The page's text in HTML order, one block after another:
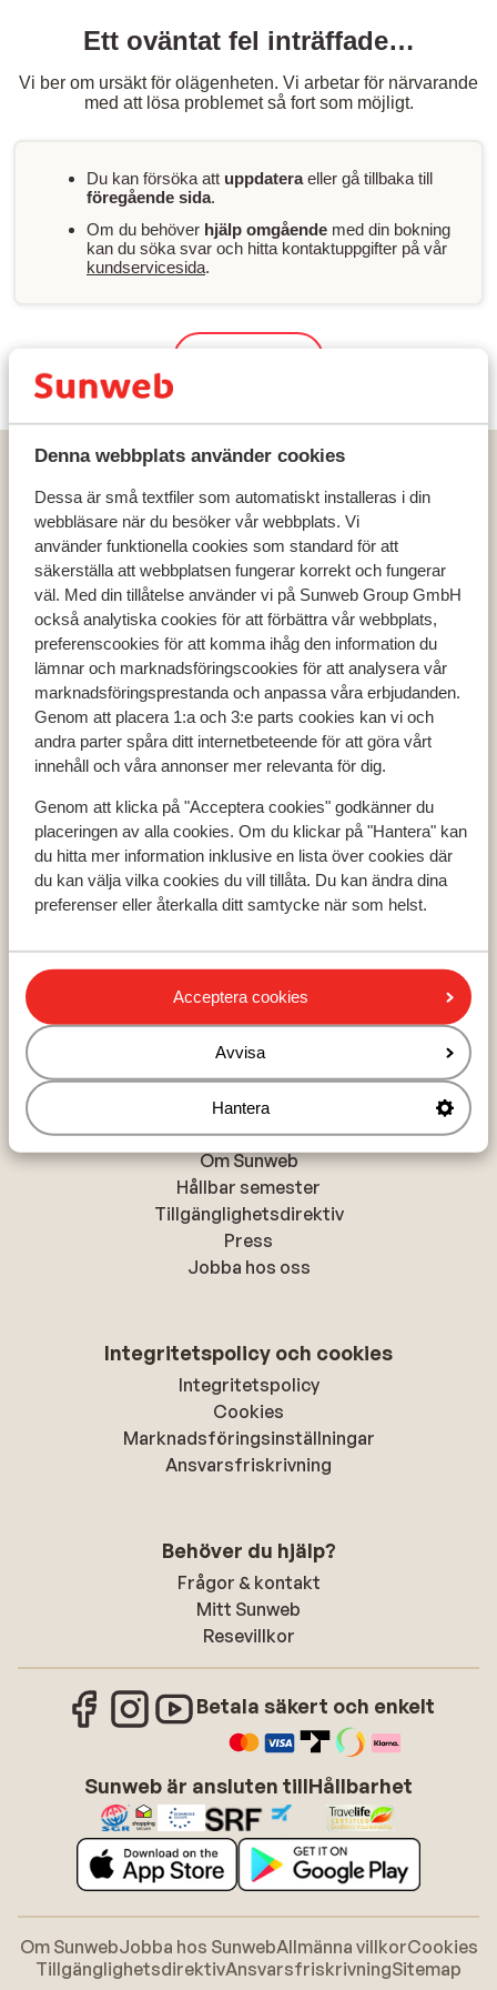
Denna webbplats använder cookies
Dessa är små textfiler som automatiskt installeras i din
webbläsare när du besöker vår webbplats. Vi
använder funktionella cookies som standard för att
säkerställa att webbplatsen fungerar korrekt och fungerar
väl. Med din tillåtelse använder vi på Sunweb Group GmbH
också analytiska cookies för att förbättra vår webbplats,
preferenscookies för att komma ihåg den information du
lämnar och marknadsföringscookies för att analysera vår
marknadsföringsprestanda och anpassa våra erbjudanden.
Genom att placera 1:a och 3:e parts cookies kan vi och
andra parter spåra ditt internetbeteende för att göra vårt
innehåll och våra annonser mer relevanta för dig.
Genom att klicka på "Acceptera cookies" godkänner du
placeringen av alla cookies. Om du klickar på "Hantera" kan
du hitta mer information inklusive en lista över cookies där
du kan välja vilka cookies du vill tillåta. Du kan ändra dina
preferenser eller återkalla ditt samtycke när som helst.
Acceptera cookies
Avvisa
Hantera
Ett oväntat fel inträffade…
Vi ber om ursäkt för olägenheten. Vi arbetar för närvarande
med att lösa problemet så fort som möjligt.
Du kan försöka att uppdateraeller gå tillbaka till
föregående sida.
Om du behöver hjälp omgående med din bokning
kan du söka svar och hitta kontaktuppgifter på vår
kundservicesida.
Hem Solresor Grekland Epirus (Parga)
Apartments Vrachos Beach
Populära länder
Grekland
Turkiet
Spanien
Kreta
Zakynthos
Turkiets sydkust
Populära städer
Chania
Rhodos-stad
Om Sunweb
Om Sunweb
Hållbar semester
Tillgänglighetsdirektiv
Press
Jobba hos oss
Integritetspolicy och cookies
Integritetspolicy
Cookies
Marknadsföringsinställningar
Ansvarsfriskrivning
Behöver du hjälp?
Frågor & kontakt
Mitt Sunweb
Resevillkor
Betala säkert och enkelt
Sunweb är ansluten tillHållbarhet
Om SunwebJobba hos SunwebAllmänna villkorCookies
TillgänglighetsdirektivAnsvarsfriskrivningSitemap